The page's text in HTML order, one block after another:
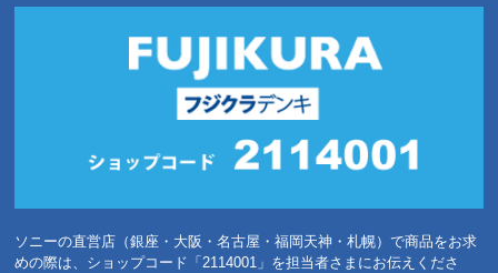
ソニーの直営店（銀座・大阪・名古屋・福岡天神・札幌）で商品をお求
めの際は、ショップコード「2114001」を担当者さまにお伝えくださ